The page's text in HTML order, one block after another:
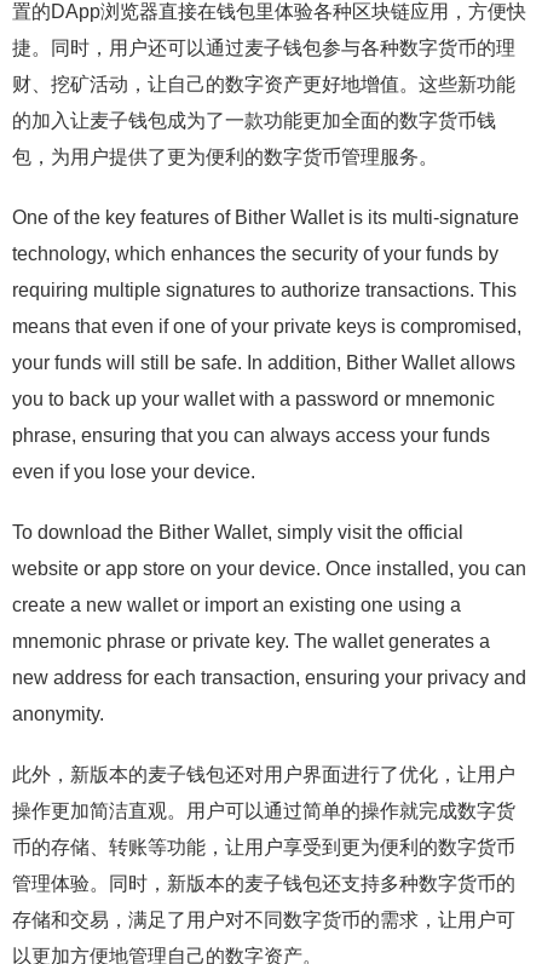
置的DApp浏览器直接在钱包里体验各种区块链应用，方便快
捷。同时，用户还可以通过麦子钱包参与各种数字货币的理
财、挖矿活动，让自己的数字资产更好地增值。这些新功能
的加入让麦子钱包成为了一款功能更加全面的数字货币钱
包，为用户提供了更为便利的数字货币管理服务。
One of the key features of Bither Wallet is its multi-signature
technology, which enhances the security of your funds by
requiring multiple signatures to authorize transactions. This
means that even if one of your private keys is compromised,
your funds will still be safe. In addition, Bither Wallet allows
you to back up your wallet with a password or mnemonic
phrase, ensuring that you can always access your funds
even if you lose your device.
To download the Bither Wallet, simply visit the official
website or app store on your device. Once installed, you can
create a new wallet or import an existing one using a
mnemonic phrase or private key. The wallet generates a
new address for each transaction, ensuring your privacy and
anonymity.
此外，新版本的麦子钱包还对用户界面进行了优化，让用户
操作更加简洁直观。用户可以通过简单的操作就完成数字货
币的存储、转账等功能，让用户享受到更为便利的数字货币
管理体验。同时，新版本的麦子钱包还支持多种数字货币的
存储和交易，满足了用户对不同数字货币的需求，让用户可
以更加方便地管理自己的数字资产。